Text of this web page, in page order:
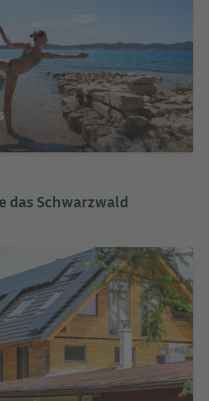
das Schwarzwald